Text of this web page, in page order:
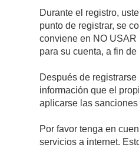
Durante el registro,
punto de registrar, se
conviene en NO
para su cuenta, a fin
Después de
información que el
aplicarse las
Por favor tenga en
servicios a internet.